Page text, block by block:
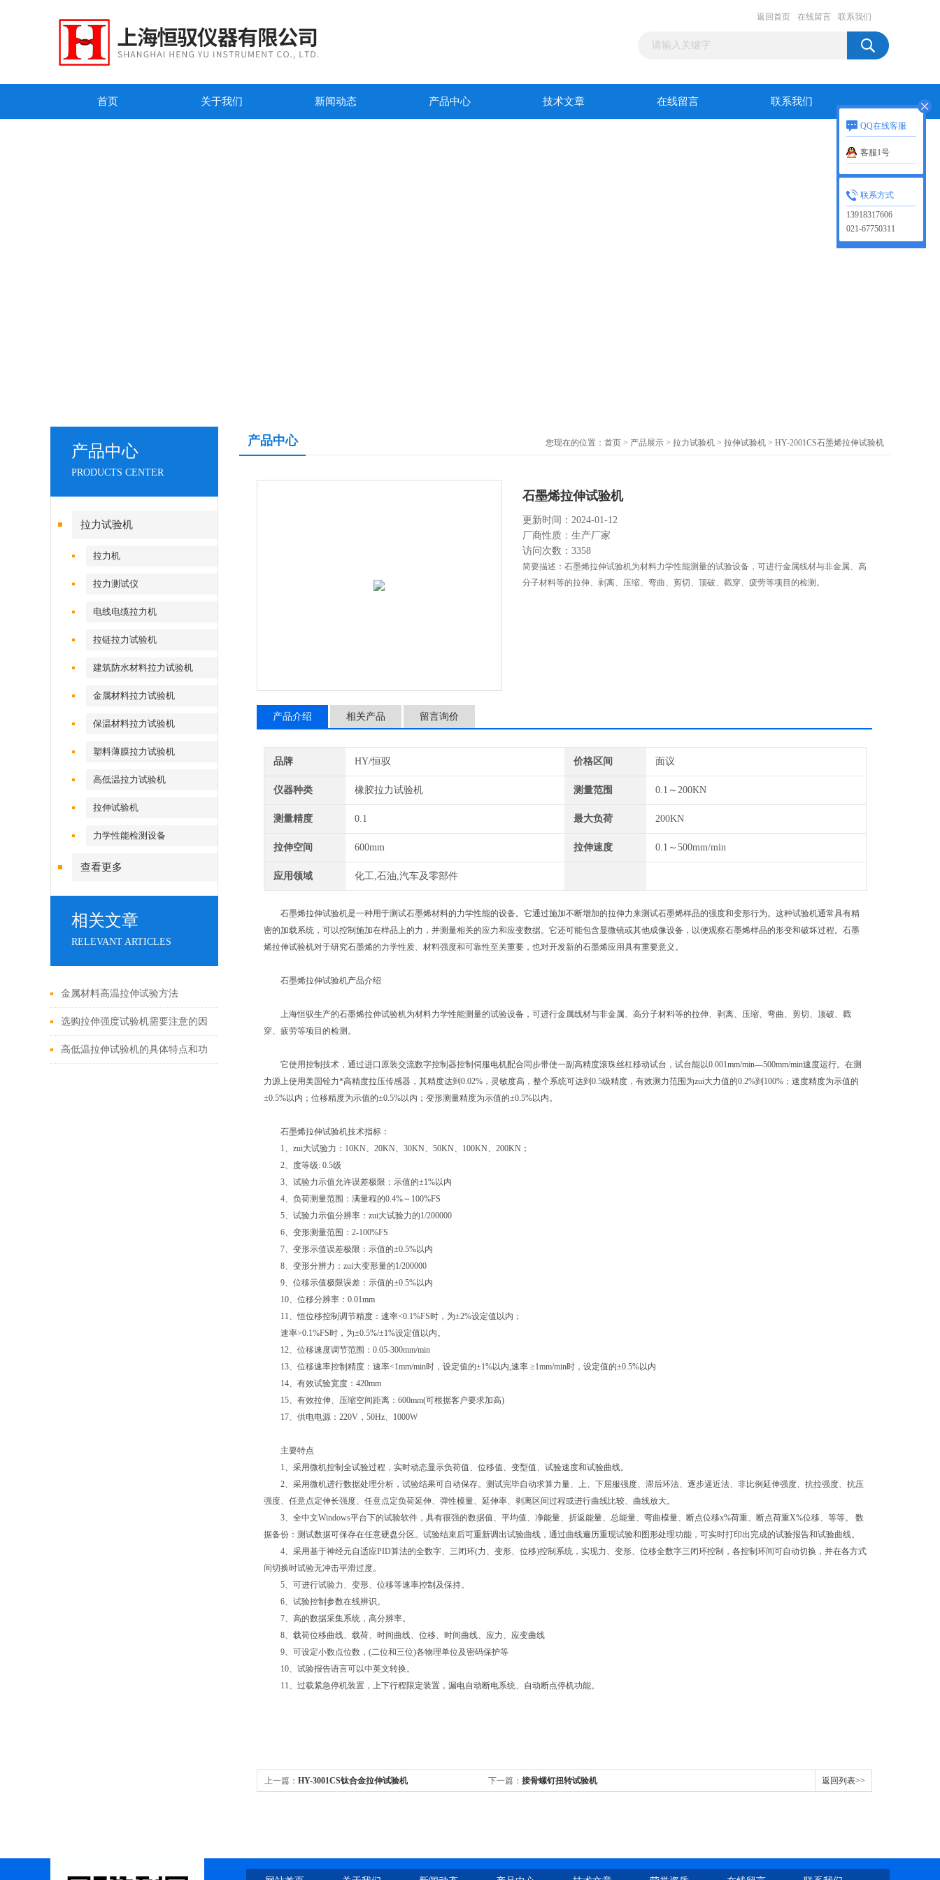
返回首页 在线留言 联系我们
首页 关于我们 新闻动态 产品中心 技术文章 在线留言 联系我们
产品中心
PRODUCTS CENTER
拉力试验机
拉力机
拉力测试仪
电线电缆拉力机
拉链拉力试验机
建筑防水材料拉力试验机
金属材料拉力试验机
保温材料拉力试验机
塑料薄膜拉力试验机
高低温拉力试验机
拉伸试验机
力学性能检测设备
查看更多
相关文章
RELEVANT ARTICLES
金属材料高温拉伸试验方法
选购拉伸强度试验机需要注意的因
素有哪些
高低温拉伸试验机的具体特点和功
产品中心 您现在的位置： 首页 > 产品展示 > 拉力试验机 > 拉伸试验机 > HY-2001CS石墨烯拉伸试验机
石墨烯拉伸试验机
更新时间：2024-01-12
厂商性质：生产厂家
访问次数：3358
简要描述：石墨烯拉伸试验机为材料力学性能测量的试验设备，可进行金属线材与非金属、高
分子材料等的拉伸、剥离、压缩、弯曲、剪切、顶破、戳穿、疲劳等项目的检测。
产品介绍 相关产品 留言询价
品牌 HY/恒驭 价格区间 面议
仪器种类 橡胶拉力试验机 测量范围 0.1～200KN
测量精度 0.1 最大负荷 200KN
拉伸空间 600mm 拉伸速度 0.1～500mm/min
应用领域 化工,石油,汽车及零部件
石墨烯拉伸试验机是一种用于测试石墨烯材料的力学性能的设备。它通过施加不断增加的拉伸力来测试石墨烯样品的强度和变形行为。这种试验机通常具有精
密的加载系统，可以控制施加在样品上的力，并测量相关的应力和应变数据。它还可能包含显微镜或其他成像设备，以便观察石墨烯样品的形变和破坏过程。石墨
烯拉伸试验机对于研究石墨烯的力学性质、材料强度和可靠性至关重要，也对开发新的石墨烯应用具有重要意义。
石墨烯拉伸试验机产品介绍
上海恒驭生产的石墨烯拉伸试验机为材料力学性能测量的试验设备，可进行金属线材与非金属、高分子材料等的拉伸、剥离、压缩、弯曲、剪切、顶破、戳
穿、疲劳等项目的检测。
它使用控制技术，通过进口原装交流数字控制器控制伺服电机配合同步带使一副高精度滚珠丝杠移动试台，试台能以0.001mm/min—500mm/min速度运行。在测
力源上使用美国铨力*高精度拉压传感器，其精度达到0.02%，灵敏度高，整个系统可达到0.5级精度，有效测力范围为zui大力值的0.2%到100%；速度精度为示值的
±0.5%以内；位移精度为示值的±0.5%以内；变形测量精度为示值的±0.5%以内。
石墨烯拉伸试验机技术指标：
1、zui大试验力：10KN、20KN、30KN、50KN、100KN、200KN；
2、度等级: 0.5级
3、试验力示值允许误差极限：示值的±1%以内
4、负荷测量范围：满量程的0.4%～100%FS
5、试验力示值分辨率：zui大试验力的1/200000
6、变形测量范围：2-100%FS
7、变形示值误差极限：示值的±0.5%以内
8、变形分辨力：zui大变形量的1/200000
9、位移示值极限误差：示值的±0.5%以内
10、位移分辨率：0.01mm
11、恒位移控制调节精度：速率<0.1%FS时，为±2%设定值以内；
速率>0.1%FS时，为±0.5%/±1%设定值以内。
12、位移速度调节范围：0.05-300mm/min
13、位移速率控制精度：速率<1mm/min时，设定值的±1%以内,速率 ≥1mm/min时，设定值的±0.5%以内
14、有效试验宽度：420mm
15、有效拉伸、压缩空间距离：600mm(可根据客户要求加高)
17、供电电源：220V，50Hz、1000W
主要特点
1、采用微机控制全试验过程，实时动态显示负荷值、位移值、变型值、试验速度和试验曲线。
2、采用微机进行数据处理分析，试验结果可自动保存。测试完毕自动求算力量、上、下屈服强度、滞后环法、逐步逼近法、非比例延伸强度、抗拉强度、抗压
强度、任意点定伸长强度、任意点定负荷延伸、弹性模量、延伸率、剥离区间过程或进行曲线比较、曲线放大。
3、全中文Windows平台下的试验软件，具有很强的数据值、平均值、净能量、折返能量、总能量、弯曲模量、断点位移x%荷重、断点荷重X%位移、等等。 数
据备份：测试数据可保存在任意硬盘分区。试验结束后可重新调出试验曲线，通过曲线遍历重现试验和图形处理功能，可实时打印出完成的试验报告和试验曲线。
4、采用基于神经元自适应PID算法的全数字、三闭环(力、变形、位移)控制系统，实现力、变形、位移全数字三闭环控制，各控制环间可自动切换，并在各方式
间切换时试验无冲击平滑过度。
5、可进行试验力、变形、位移等速率控制及保持。
6、试验控制参数在线辨识。
7、高的数据采集系统，高分辨率。
8、载荷位移曲线、载荷、时间曲线、位移、时间曲线、应力、应变曲线
9、可设定小数点位数，(二位和三位)各物理单位及密码保护等
10、试验报告语言可以中英文转换。
11、过载紧急停机装置，上下行程限定装置，漏电自动断电系统、自动断点停机功能。
上一篇： HY-3001CS钛合金拉伸试验机 下一篇： 接骨螺钉扭转试验机 返回列表>>
QQ在线客服
客服1号
联系方式
13918317606
021-67750311